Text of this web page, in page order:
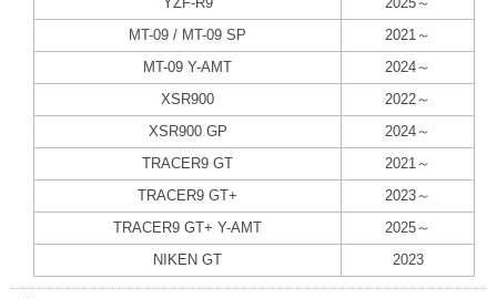
MT-09 / MT-09 SP
2021～
MT-09 Y-AMT
2024～
XSR900
2022～
XSR900 GP
2024～
TRACER9 GT
2021～
TRACER9 GT+
2023～
TRACER9 GT+ Y-AMT
2025～
NIKEN GT
2023